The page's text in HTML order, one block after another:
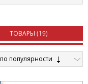
ТОВАРЫ (19)
по популярности